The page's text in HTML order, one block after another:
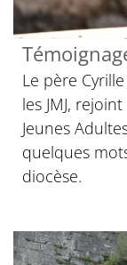
Le père
les JMJ,
Jeunes
quelques
diocèse.